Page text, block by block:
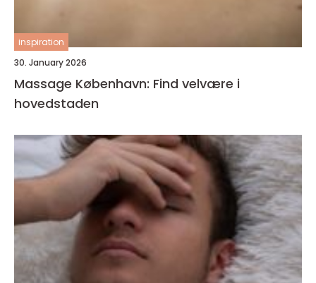
inspiration
30. January 2026
Massage København: Find velvære i
hovedstaden